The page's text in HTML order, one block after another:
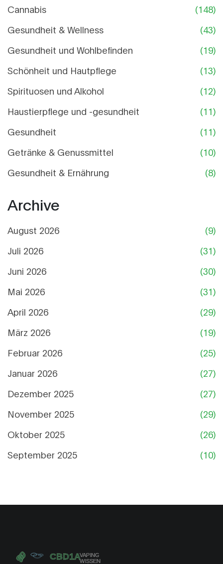
Cannabis
(148)
Gesundheit & Wellness
(43)
Gesundheit und Wohlbefinden
(19)
Schönheit und Hautpflege
(13)
Spirituosen und Alkohol
(12)
Haustierpflege und -gesundheit
(11)
Gesundheit
(11)
Getränke & Genussmittel
(10)
Gesundheit & Ernährung
(8)
Archive
August 2026
(9)
Juli 2026
(31)
Juni 2026
(30)
Mai 2026
(31)
April 2026
(29)
März 2026
(19)
Februar 2026
(25)
Januar 2026
(27)
Dezember 2025
(27)
November 2025
(29)
Oktober 2025
(26)
September 2025
(10)